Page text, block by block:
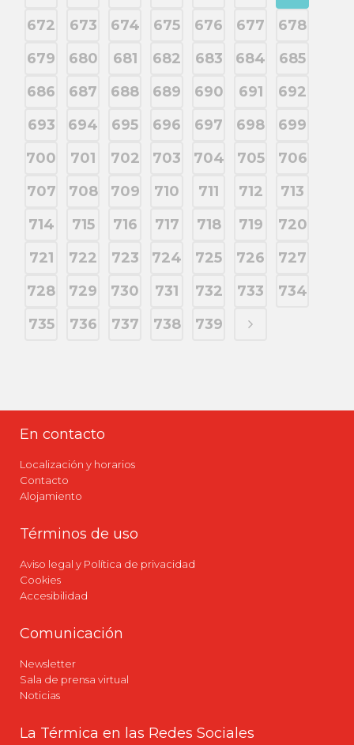
672
673 674 675 676 677
678
679
680 681 682 683 684
685
686
687 688 689 690 691
692
693
694 695 696 697 698
699
700
701 702 703 704 705
706
707
708 709 710 711 712
713
714
715 716 717 718 719
720
721
722 723 724 725 726
727
728
729 730 731 732 733
734
735
736 737 738 739
En contacto
Localización y horarios
Contacto
Alojamiento
Términos de uso
Aviso legal y Política de privacidad
Cookies
Accesibilidad
Comunicación
Newsletter
Sala de prensa virtual
Noticias
La Térmica en las Redes Sociales